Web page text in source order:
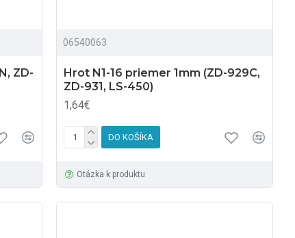
ZD-
06540063
Hrot N1-16 priemer 1mm (ZD-929C,
ZD-931, LS-450)
1,64€
DO KOŠÍKA
Otázka k produktu